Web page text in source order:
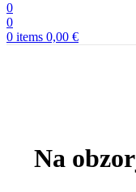
0
0
0 items 0,00 €
Na